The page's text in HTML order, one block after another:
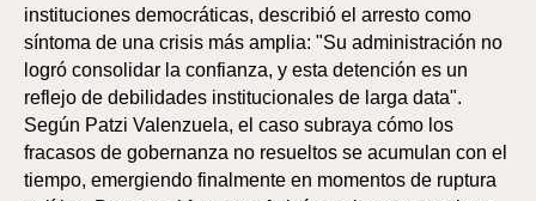
instituciones democráticas, describió el arresto como
síntoma de una crisis más amplia: "Su administración no
logró consolidar la confianza, y esta detención es un
reflejo de debilidades institucionales de larga data".
Según Patzi Valenzuela, el caso subraya cómo los
fracasos de gobernanza no resueltos se acumulan con el
tiempo, emergiendo finalmente en momentos de ruptura